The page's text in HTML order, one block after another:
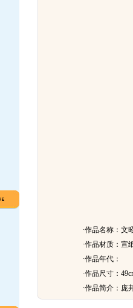
·作品名称：文
·作品材质：宣
·作品年代：
·作品尺寸：
·作品简介： 庞